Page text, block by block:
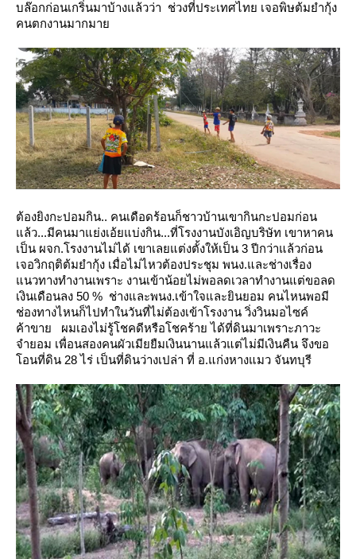
บล๊อกก่อนเกริ่นมาบ้างแล้วว่า ช่วงที่ประเทศไทย เจอพิษต้มยำกุ้ง
คนตกงานมากมา
ต้องยิงกะปอมกิน.. คนเดือดร้อนก็ชาวบ้านเขากินกะปอมก่อน
ล้ว...มีคนมาแย่งเอ้ยแบ่งกิน...ที่โรงงานบังเอิญบริษัท เขาหาคน
เป็น ผจก.โรงงานไม่ได้ เขาเลยแต่งตั้งให้เป็น 3 ปีกว่าแล้วก่อน
เจอวิกฤติต้มยำกุ้ง เมื่อไม่ไหวต้องประชุม พนง.และช่างเรื่อง
นวทางทำงานเพราะ งานเข้าน้อยไม่พอลดเวลาทำงานแต่ขอลด
เงินเดือนลง 50 % ช่างและพนง.เข้าใจและยินยอม คนไหนพอมี
ช่องทางไหนก็ไปทำในวันที่ไม่ต้องเข้าโรงงาน วิ่งวินมอไซค์
ค้าขา
ผมเองไม่รู้โชคดีหรือโชคร้าย ได้ที่ดินมาเพราะภาวะ
จำยอม เพื่อนสองคนผัวเมียยืมเงินนานแล้วแต่ไม่มีเงินคืน จึงขอ
อนที่ดิน 28 ไร่ เป็นที่ดินว่างเปล่า ที่ อ.แก่งหางแมว จันทบุรี